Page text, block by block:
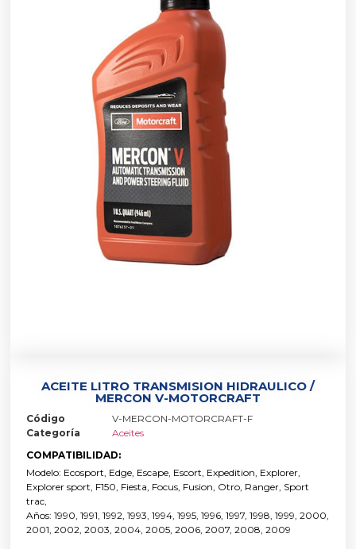
ACEITE LITRO TRANSMISION HIDRAULICO /
MERCON V-MOTORCRAFT
Código
V-MERCON-MOTORCRAFT-F
Categoría
Aceites
COMPATIBILIDAD:
Modelo: Ecosport, Edge, Escape, Escort, Expedition, Explorer,
Explorer sport, F150, Fiesta, Focus, Fusion, Otro, Ranger, Sport
trac,
Años: 1990, 1991, 1992, 1993, 1994, 1995, 1996, 1997, 1998, 1999, 2000,
2001, 2002, 2003, 2004, 2005, 2006, 2007, 2008, 2009